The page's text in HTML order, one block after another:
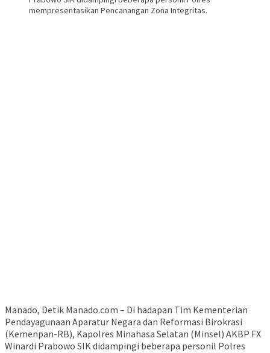
mempresentasikan Pencanangan Zona Integritas.
Manado, Detik Manado.com – Di hadapan Tim Kementerian
Pendayagunaan Aparatur Negara dan Reformasi Birokrasi
(Kemenpan-RB), Kapolres Minahasa Selatan (Minsel) AKBP FX
Winardi Prabowo SIK didampingi beberapa personil Polres